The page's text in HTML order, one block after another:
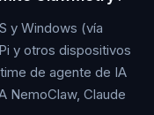
y Windows (vía
y otros dispositivos
de agente de IA
NemoClaw, Claude